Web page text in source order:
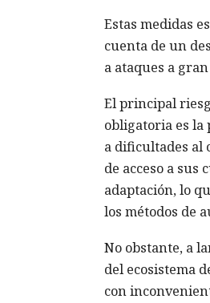
Estas medidas
cuenta de un
a ataques a
El principal
obligatoria es la
a dificultades al
de acceso a sus
adaptación, lo
los métodos de
No obstante, a
del ecosistema
con